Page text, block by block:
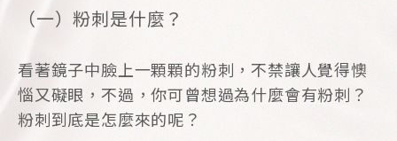
（一）粉刺是什麼？
看著鏡子中臉上一顆顆的粉刺，不禁讓人覺得懊
惱又礙眼，不過，你可曾想過為什麼會有粉刺？
粉刺到底是怎麼來的呢？